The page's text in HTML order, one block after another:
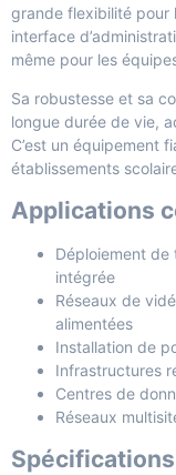
grande flexibilité pour
interface
même pour les
Sa robustesse et sa
longue durée de vie,
C’est un équipement
établissements
Applications
Déploiement de
intégrée
Réseaux de
alimentées
Installation de
Infrastructures
Centres de
Réseaux